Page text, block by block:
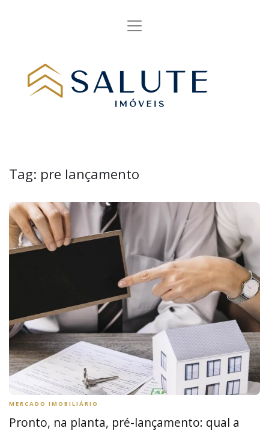
Tag: pre lançamento
MERCADO IMOBILIÁRIO
Pronto, na planta, pré-lançamento: qual a